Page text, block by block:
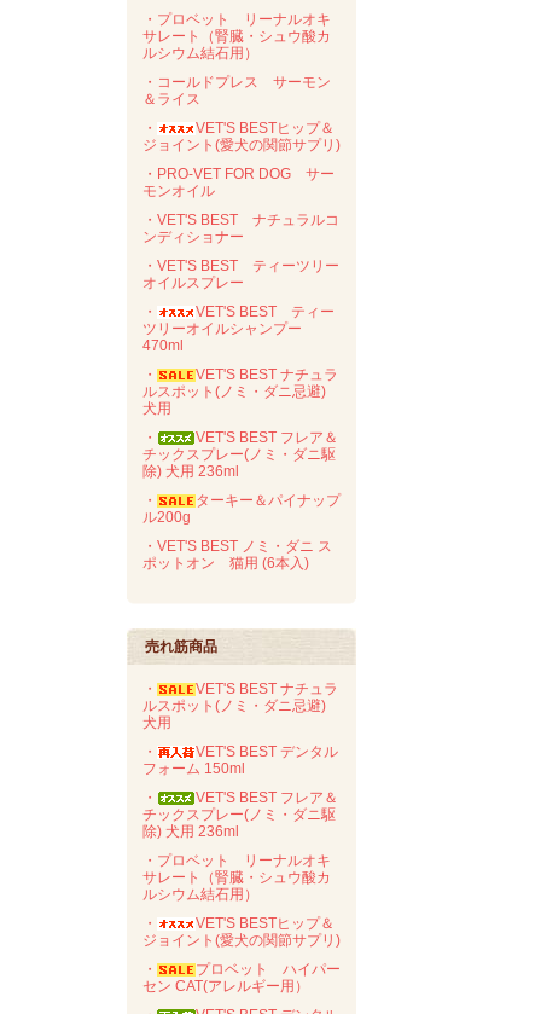
・プロベット リーナルオキ
サレート（腎臓・シュウ酸カ
ルシウム結石用）
・コールドプレス サーモン
＆ライス
・
VET'S BESTヒップ＆
ジョイント(愛犬の関節サプリ)
・PRO-VET FOR DOG サー
モンオイル
・VET'S BEST ナチュラルコ
ンディショナー
・VET'S BEST ティーツリー
オイルスプレー
・
VET'S BEST ティー
ツリーオイルシャンプー
470ml
・
VET'S BEST ナチュラ
ルスポット(ノミ・ダニ忌避)
犬用
・
VET'S BEST フレア＆
チックスプレー(ノミ・ダニ駆
除) 犬用 236ml
・
ターキー＆パイナップ
ル200g
・VET'S BEST ノミ・ダニ ス
ポットオン 猫用 (6本入)
売れ筋商品
・
VET'S BEST ナチュラ
ルスポット(ノミ・ダニ忌避)
犬用
・
VET'S BEST デンタル
フォーム 150ml
・
VET'S BEST フレア＆
チックスプレー(ノミ・ダニ駆
除) 犬用 236ml
・プロベット リーナルオキ
サレート（腎臓・シュウ酸カ
ルシウム結石用）
・
VET'S BESTヒップ＆
ジョイント(愛犬の関節サプリ)
・
プロベット ハイパー
セン CAT(アレルギー用）